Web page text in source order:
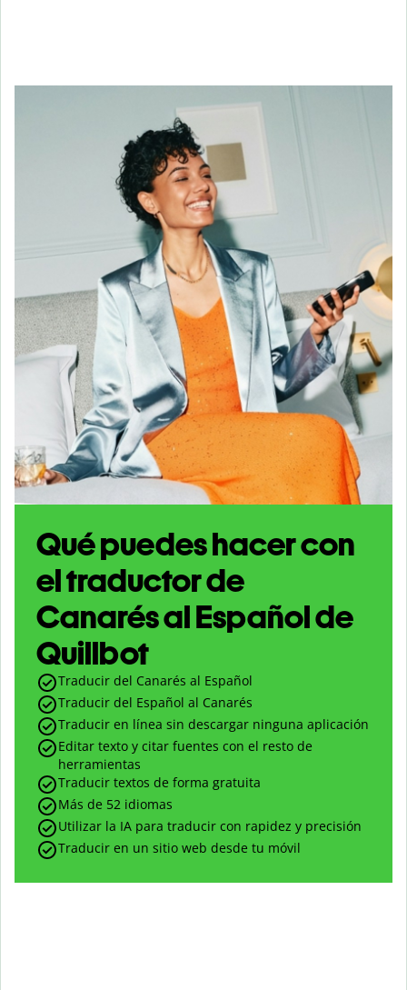
Qué puedes hacer con
el traductor de
Canarés al Español de
Quillbot
Traducir del Canarés al Español
Traducir del Español al Canarés
Traducir en línea sin descargar ninguna aplicación
Editar texto y citar fuentes con el resto de
herramientas
Traducir textos de forma gratuita
Más de 52 idiomas
Utilizar la IA para traducir con rapidez y precisión
Traducir en un sitio web desde tu móvil